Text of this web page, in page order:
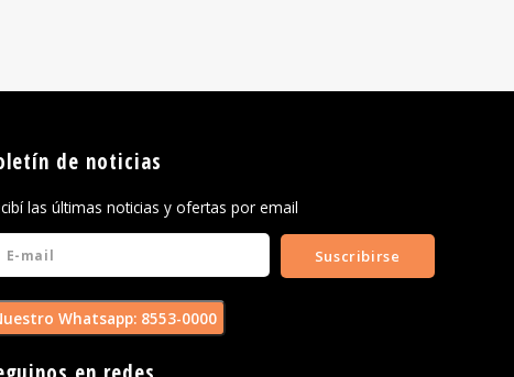
de noticias
las últimas noticias y ofertas por email
Suscribirse
Whatsapp: 8553-0000